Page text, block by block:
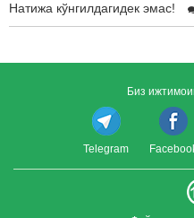
Натижа кўнгилдагидек эмас!
Биз
Telegram